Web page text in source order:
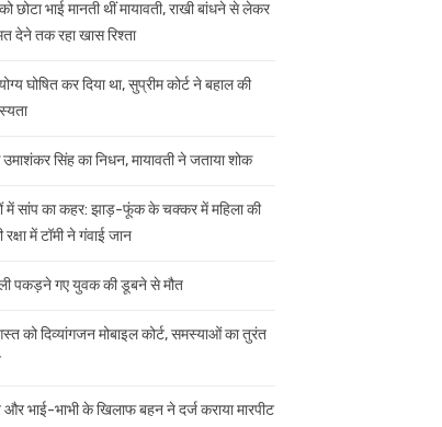
छोटा भाई मानती थीं मायावती, राखी बांधने से लेकर
देने तक रहा खास रिश्ता
घोषित कर दिया था, सुप्रीम कोर्ट ने बहाल की
सिंह का निधन, मायावती ने जताया शोक
में सांप का कहर: झाड़-फूंक के चक्कर में महिला की
रक्षा में टॉमी ने गंवाई जान
पकड़ने गए युवक की डूबने से मौत
को दिव्यांगजन मोबाइल कोर्ट, समस्याओं का तुरंत
भाई-भाभी के खिलाफ बहन ने दर्ज कराया मारपीट